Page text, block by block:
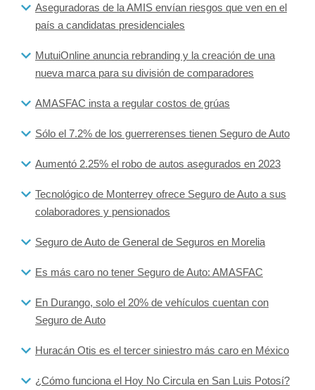
Aseguradoras de la AMIS envían riesgos que ven en el
país a candidatas presidenciales
MutuiOnline anuncia rebranding y la creación de una
nueva marca para su división de comparadores
AMASFAC insta a regular costos de grúas
Sólo el 7.2% de los guerrerenses tienen Seguro de Auto
Aumentó 2.25% el robo de autos asegurados en 2023
Tecnológico de Monterrey ofrece Seguro de Auto a sus
colaboradores y pensionados
Seguro de Auto de General de Seguros en Morelia
Es más caro no tener Seguro de Auto: AMASFAC
En Durango, solo el 20% de vehículos cuentan con
Seguro de Auto
Huracán Otis es el tercer siniestro más caro en México
¿Cómo funciona el Hoy No Circula en San Luis Potosí?